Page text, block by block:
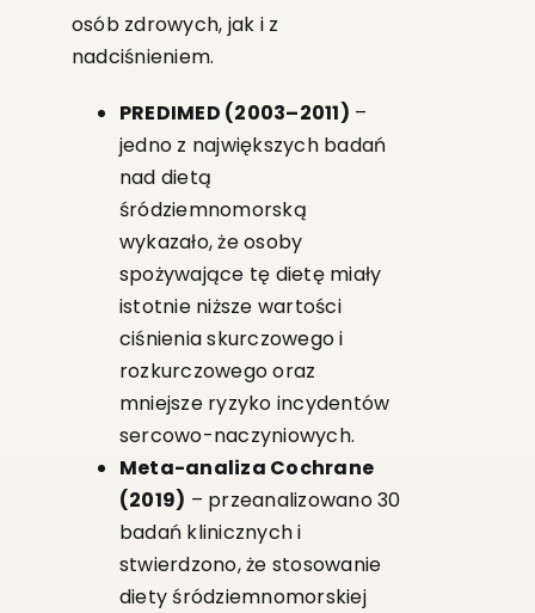
osób zdrowych, jak i z
nadciśnieniem.
PREDIMED (2003–2011) –
jedno z największych badań
nad dietą
śródziemnomorską
wykazało, że osoby
spożywające tę dietę miały
istotnie niższe wartości
ciśnienia skurczowego i
rozkurczowego oraz
mniejsze ryzyko incydentów
sercowo-naczyniowych.
Meta-analiza Cochrane
(2019) – przeanalizowano 30
badań klinicznych i
stwierdzono, że stosowanie
diety śródziemnomorskiej